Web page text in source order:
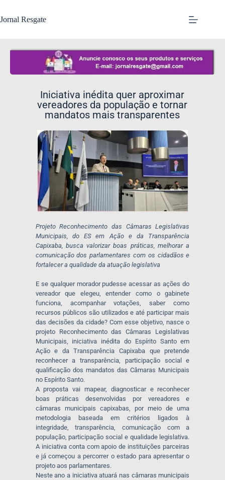
Jornal Resgate
Iniciativa inédita quer aproximar
vereadores da população e tornar
mandatos mais transparentes
Projeto Reconhecimento das Câmaras Legislativas
Municipais, do ES em Ação e da Transparência
Capixaba, busca valorizar boas práticas, melhorar a
comunicação dos parlamentares com os cidadãos e
fortalecer a qualidade da atuação legislativa
E se qualquer morador pudesse acessar as ações do
vereador que elegeu, entender como o gabinete
funciona, acompanhar votações, saber como
recursos públicos são utilizados e até participar mais
das decisões da cidade? Com esse objetivo, nasce o
projeto Reconhecimento das Câmaras Legislativas
Municipais, iniciativa inédita do Espírito Santo em
Ação e da Transparência Capixaba que pretende
reconhecer a transparência, participação social e
qualificação dos mandatos das Câmaras Municipais
no Espírito Santo.
A proposta vai mapear, diagnosticar e reconhecer
boas práticas desenvolvidas por vereadores e
câmaras municipais capixabas, por meio de uma
metodologia baseada em critérios ligados à
integridade, transparência, comunicação com a
população, participação social e qualidade legislativa.
A iniciativa conta com apoio de instituições parceiras
e já começou a percorrer o estado para apresentar o
projeto aos parlamentares.
Neste ano a iniciativa atuará nas câmaras municipais